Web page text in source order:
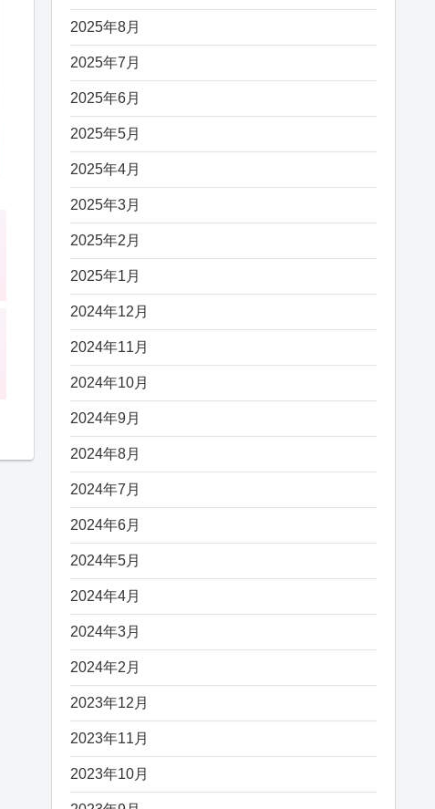
2025年8月
2025年7月
2025年6月
2025年5月
2025年4月
2025年3月
2025年2月
2025年1月
2024年12月
2024年11月
2024年10月
2024年9月
2024年8月
2024年7月
2024年6月
2024年5月
2024年4月
2024年3月
2024年2月
2023年12月
2023年11月
2023年10月